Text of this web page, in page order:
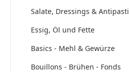
Salate, Dressings & Antipasti
Essig, Öl und Fette
Basics - Mehl & Gewürze
Bouillons - Brühen - Fonds